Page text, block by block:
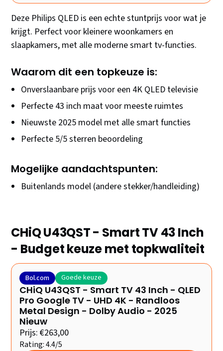
Deze Philips QLED is een echte stuntprijs voor wat je
krijgt. Perfect voor kleinere woonkamers en
slaapkamers, met alle moderne smart tv-functies.
Waarom dit een topkeuze is:
Onverslaanbare prijs voor een 4K QLED televisie
Perfecte 43 inch maat voor meeste ruimtes
Nieuwste 2025 model met alle smart functies
Perfecte 5/5 sterren beoordeling
Mogelijke aandachtspunten:
Buitenlands model (andere stekker/handleiding)
CHiQ U43QST - Smart TV 43 Inch
- Budget keuze met topkwaliteit
Bol.com Goede keuze
CHiQ U43QST - Smart TV 43 Inch - QLED
Pro Google TV - UHD 4K - Randloos
Metal Design - Dolby Audio - 2025
Nieuw
Prijs: €263,00
Rating: 4.4/5